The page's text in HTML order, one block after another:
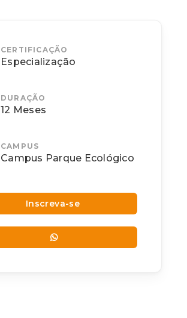
CERTIFICAÇÃO
Especialização
DURAÇÃO
12 Meses
CAMPUS
Campus Parque Ecológico
Inscreva-se